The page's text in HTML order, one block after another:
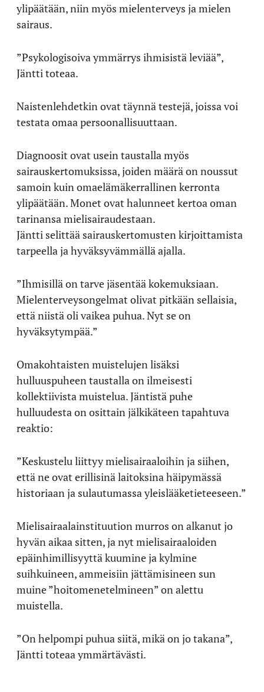
ylipäätään, niin myös mielenterveys ja mielen
sairaus.
”Psykologisoiva ymmärrys ihmisistä leviää”,
Jäntti toteaa.
Naistenlehdetkin ovat täynnä testejä, joissa voi
testata omaa persoonallisuuttaan.
Diagnoosit ovat usein taustalla myös
sairauskertomuksissa, joiden määrä on noussut
samoin kuin omaelämäkerrallinen kerronta
ylipäätään. Monet ovat halunneet kertoa oman
tarinansa mielisairaudestaan.
Jäntti selittää sairauskertomusten kirjoittamista
tarpeella ja hyväksyvämmällä ajalla.
”Ihmisillä on tarve jäsentää kokemuksiaan.
Mielenterveysongelmat olivat pitkään sellaisia,
että niistä oli vaikea puhua. Nyt se on
hyväksytympää.”
Omakohtaisten muistelujen lisäksi
hulluuspuheen taustalla on ilmeisesti
kollektiivista muistelua. Jäntistä puhe
hulluudesta on osittain jälkikäteen tapahtuva
reaktio:
”Keskustelu liittyy mielisairaaloihin ja siihen,
että ne ovat erillisinä laitoksina häipymässä
historiaan ja sulautumassa yleislääketieteeseen.”
Mielisairaalainstituution murros on alkanut jo
hyvän aikaa sitten, ja nyt mielisairaaloiden
epäinhimillisyyttä kuumine ja kylmine
suihkuineen, ammeisiin jättämisineen sun
muine ”hoitomenetelmineen” on alettu
muistella.
”On helpompi puhua siitä, mikä on jo takana”,
Jäntti toteaa ymmärtävästi.